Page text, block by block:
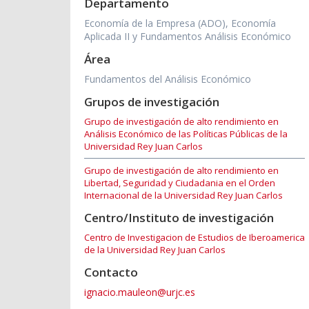
Economía de la Empresa (ADO), Economía
Aplicada II y Fundamentos Análisis Económico
Área
Fundamentos del Análisis Económico
Grupos de investigación
Grupo de investigación de alto rendimiento en
Análisis Económico de las Políticas Públicas de la
Universidad Rey Juan Carlos
Grupo de investigación de alto rendimiento en
Libertad, Seguridad y Ciudadania en el Orden
Internacional de la Universidad Rey Juan Carlos
Centro/Instituto de investigación
Centro de Investigacion de Estudios de Iberoamerica
de la Universidad Rey Juan Carlos
Contacto
ignacio.mauleon@urjc.es